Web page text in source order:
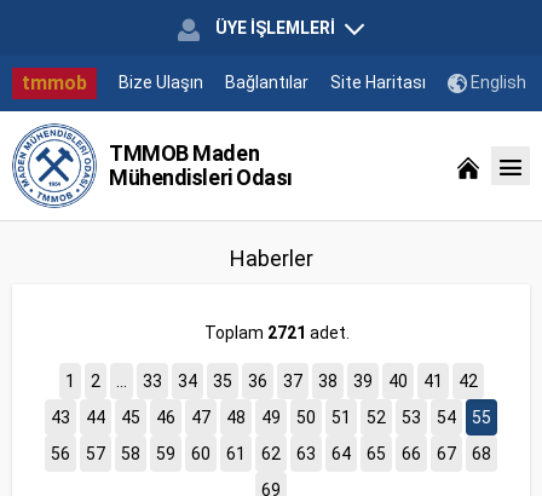
ÜYE İŞLEMLERİ
tmmob Bize Ulaşın Bağlantılar Site Haritası English
TMMOB Maden
Mühendisleri Odası
Haberler
Toplam 2721 adet.
1 2 33 34 35 36 37 38 39 40 41
42
43
44 45 46 47 48 49 50 51 52 53 54
55
56
57 58 59 60 61 62 63 64 65 66 67
68
69